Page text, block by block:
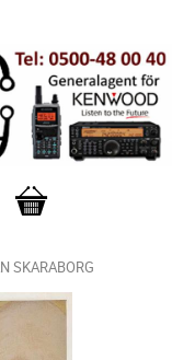
Basket
SKARABORG